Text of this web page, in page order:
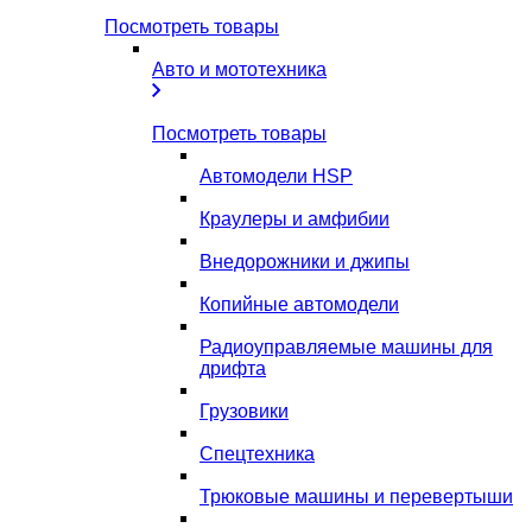
Посмотреть товары
Авто и мототехника
Посмотреть товары
Автомодели HSP
Краулеры и амфибии
Внедорожники и джипы
Копийные автомодели
Радиоуправляемые машины для
дрифта
Грузовики
Спецтехника
Трюковые машины и перевертыши